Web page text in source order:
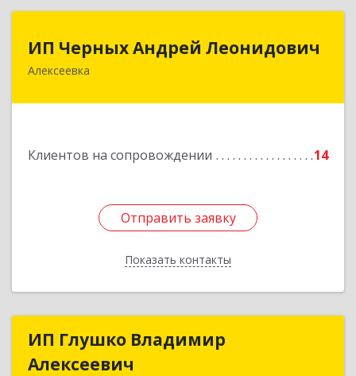
ИП Черных Андрей Леонидович
Алексеевка
Клиентов на сопровождении 14
Отправить заявку
Показать контакты
ИП Черных Андрей Леонидович
309850, Белгородская обл, Алексеевский р-н,
Отправить заявку
Назад
ИП Глушко Владимир
Алексеевич
ИП Глушко Владимир